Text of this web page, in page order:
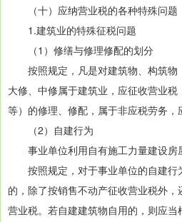
（十）应纳营业税的各种特殊问题
1.建筑业的特殊征税问题
（1）修缮与修理修配的划分
按照规定，凡是对建筑物、构筑物
大修、中修属于建筑业，应征收营业
等）的修理、修配，属于非应税劳务，
（2）自建行为
事业单位利用自有施工力量建设房
按照规定，对于事业单位的自建行
的，除了按销售不动产征收营业税外，
营业税。若自建建筑物自用的，则应